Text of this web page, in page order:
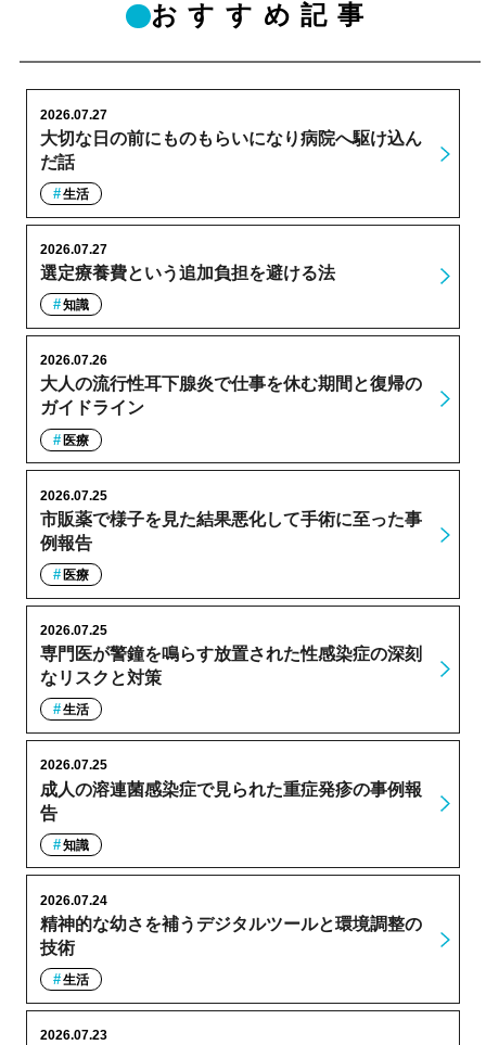
おすすめ記事
大切な日の前にものもらいになり病院へ駆け込ん
だ話
2026.07.27
生活
選定療養費という追加負担を避ける法
2026.07.27
知識
大人の流行性耳下腺炎で仕事を休む期間と復帰の
ガイドライン
2026.07.26
医療
市販薬で様子を見た結果悪化して手術に至った事
例報告
2026.07.25
医療
専門医が警鐘を鳴らす放置された性感染症の深刻
なリスクと対策
2026.07.25
生活
成人の溶連菌感染症で見られた重症発疹の事例報
告
2026.07.25
知識
精神的な幼さを補うデジタルツールと環境調整の
技術
2026.07.24
生活
2026.07.23